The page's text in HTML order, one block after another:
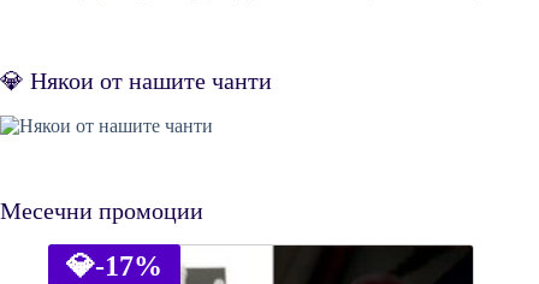
💎 Някои от нашите чанти
Месечни промоции
💎-17%